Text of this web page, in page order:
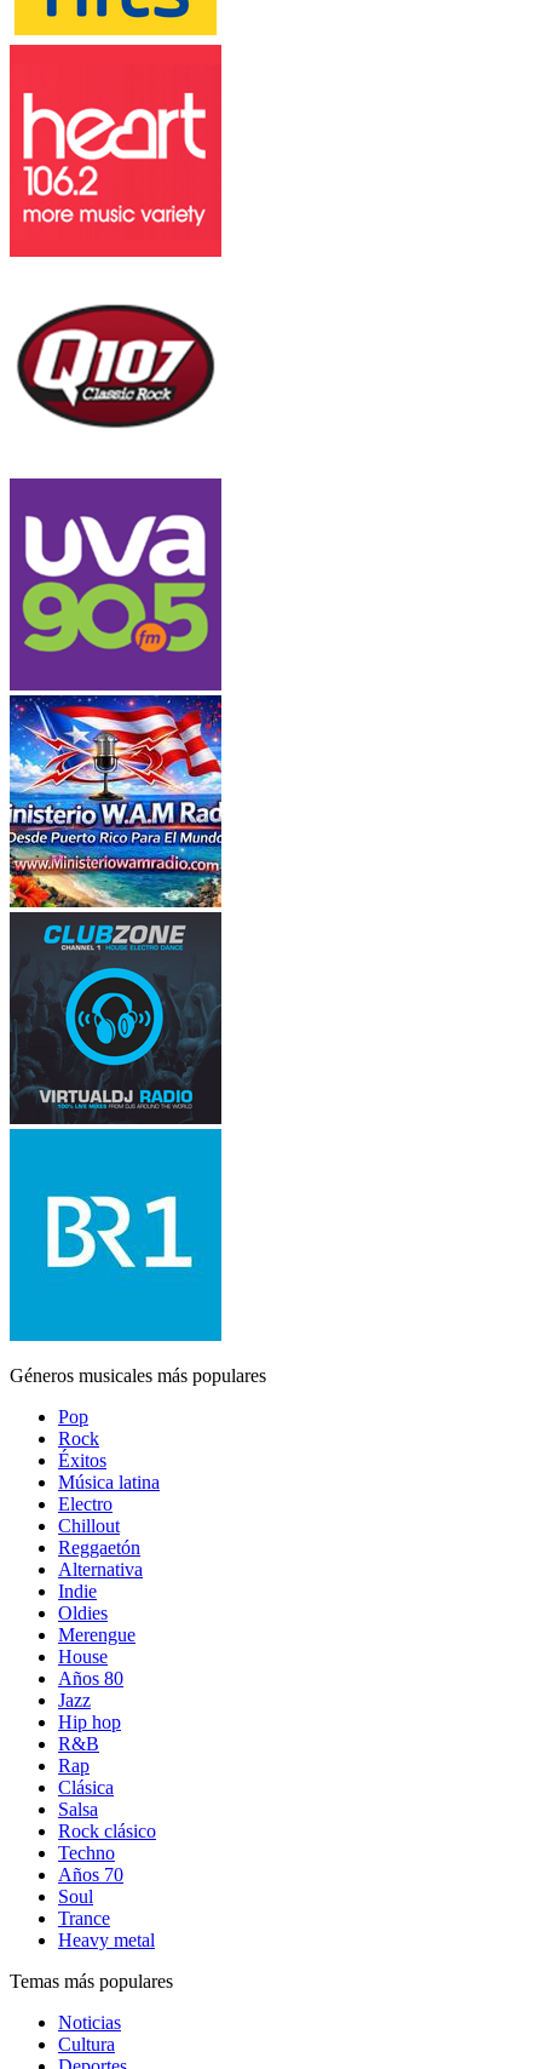
Géneros musicales más populares
Pop
Rock
Éxitos
Música latina
Electro
Chillout
Reggaetón
Alternativa
Indie
Oldies
Merengue
House
Años 80
Jazz
Hip hop
R&B
Rap
Clásica
Salsa
Rock clásico
Techno
Años 70
Soul
Trance
Heavy metal
Temas más populares
Noticias
Cultura